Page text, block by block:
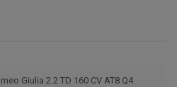
Giulia 2.2 TD 160 CV AT8 Q4